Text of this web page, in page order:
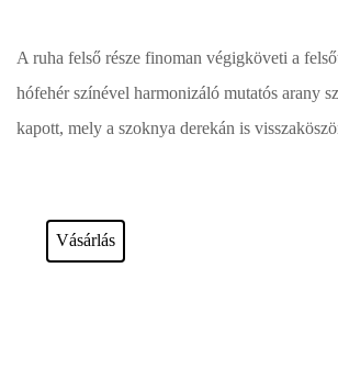
A ruha felső része finoman végigköveti a
hófehér színével harmonizáló mutatós arany
kapott, mely a szoknya derekán is
Vásárlás